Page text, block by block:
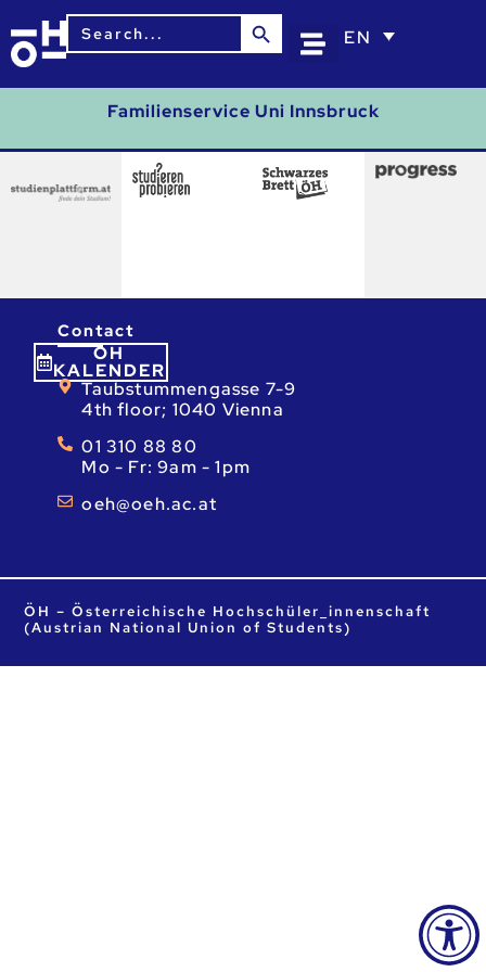
Search
for:
Search Button
EN
Familienservice Uni Innsbruck
ÖH
KALENDER
Contact
Taubstummengasse 7-9
4th floor; 1040 Vienna
01 310 88 80
Mo - Fr: 9am - 1pm
ta.ca.heo@heo
ÖH – Österreichische Hochschüler_innenschaft
(Austrian National Union of Students)